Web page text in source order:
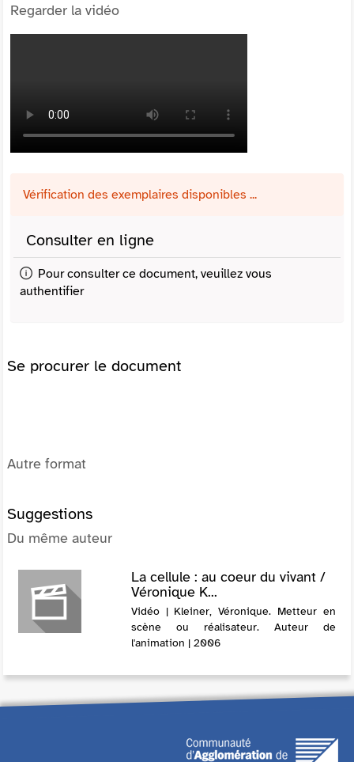
Regarder la vidéo
Vérification des exemplaires disponibles ...
Consulter en ligne
Pour consulter ce document, veuillez vous
authentifier
Se procurer le document
Autre format
Suggestions
Du même auteur
La cellule : au coeur du vivant /
Véronique K...
Vidéo | Kleiner, Véronique. Metteur en
scène ou réalisateur. Auteur de
l'animation | 2006